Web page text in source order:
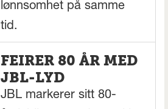
lønnsomhet på samme
tid.
FEIRER 80 ÅR MED
JBL-LYD
JBL markerer sitt 80-